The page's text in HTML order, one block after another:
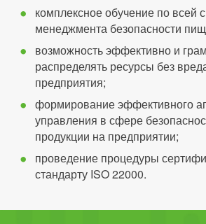
комплексное обучение по всей
менеджмента безопасности
возможность эффективно и
распределять ресурсы без
предприятия;
формирование эффективного
управления в сфере
продукции на предприятии;
проведение процедуры
стандарту ISO 22000.